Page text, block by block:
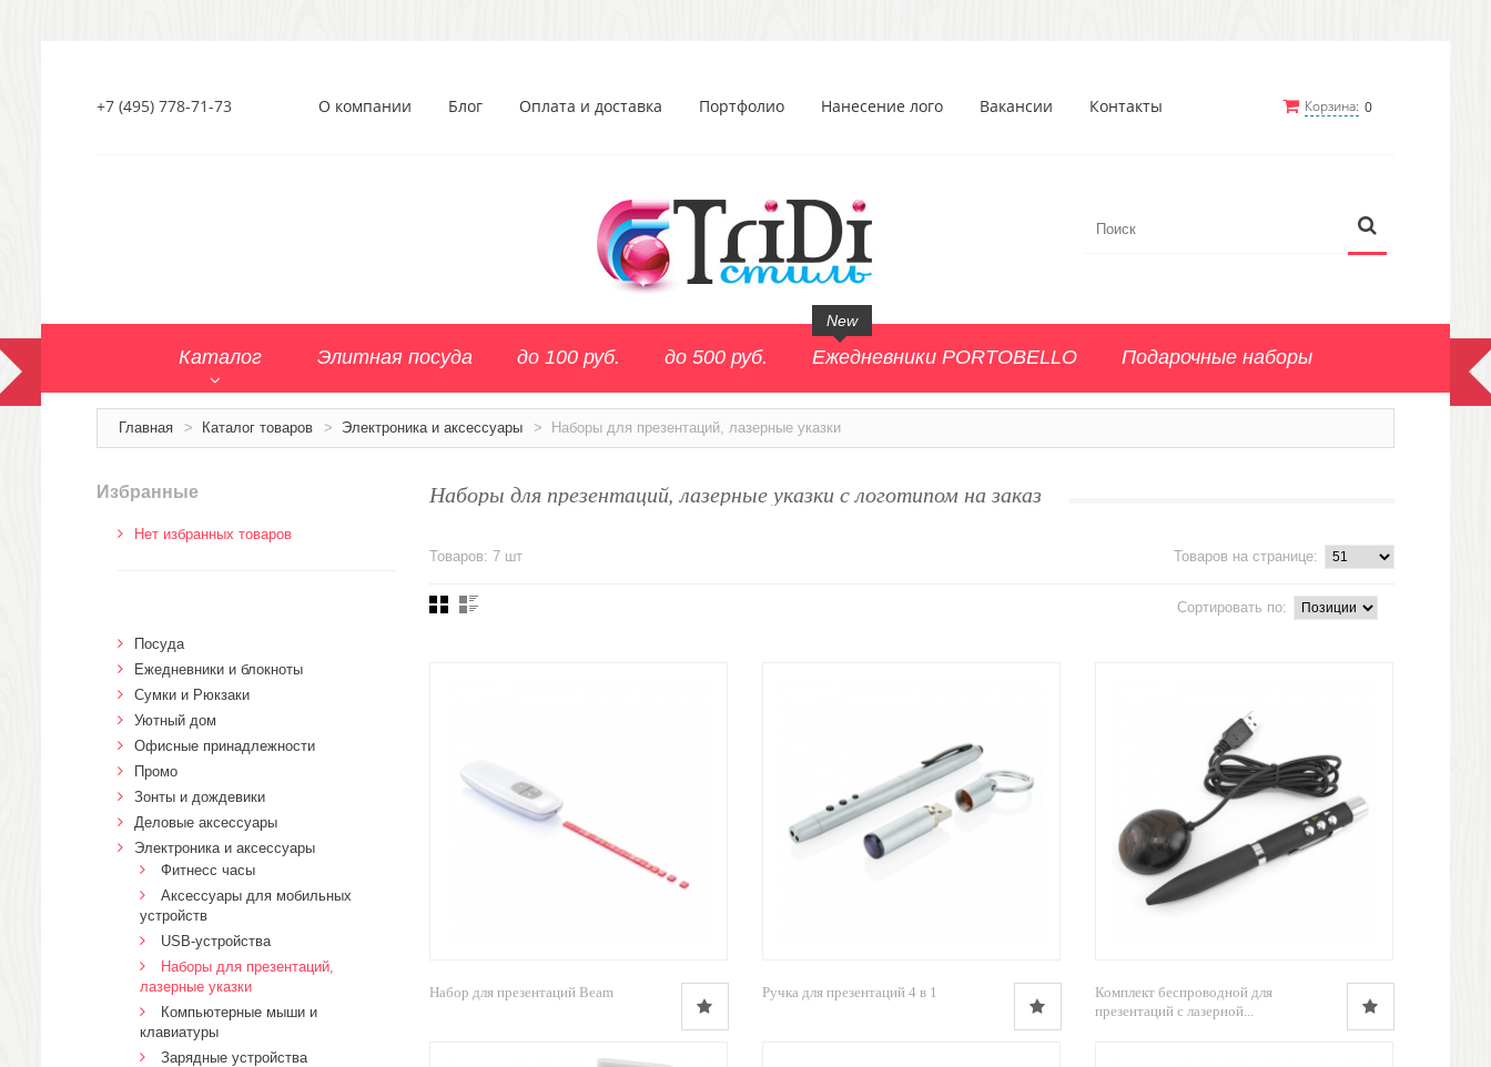
Корзина: 0
+7 (495) 778-71-73 О компании Блог Оплата и доставка Портфолио Нанесение лого Вакансии Контакты
Каталог Элитная посуда до 100 руб. до 500 руб. Ежедневники PORTOBELLO
New
Подарочные наборы
Главная > Каталог товаров > Электроника и аксессуары > Наборы для презентаций, лазерные указки
Наборы для презентаций, лазерные указки с логотипом на заказ
Товаров: 7 шт Товаров на странице:
Сортировать по:
Набор для презентаций Beam Ручка для презентаций 4 в 1
Комплект беспроводной для
презентаций с лазерной...
Избранные
Нет избранных товаров
Посуда
Ежедневники и блокноты
Сумки и Рюкзаки
Уютный дом
Офисные принадлежности
Промо
Зонты и дождевики
Деловые аксессуары
Электроника и аксессуары
Фитнесс часы
Аксессуары для мобильных
устройств
USB-устройства
Наборы для презентаций,
лазерные указки
Компьютерные мыши и
клавиатуры
Зарядные устройства